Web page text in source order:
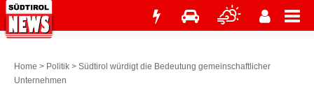
Home > Politik > Südtirol würdigt die Bedeutung gemeinschaftlicher
Unternehmen